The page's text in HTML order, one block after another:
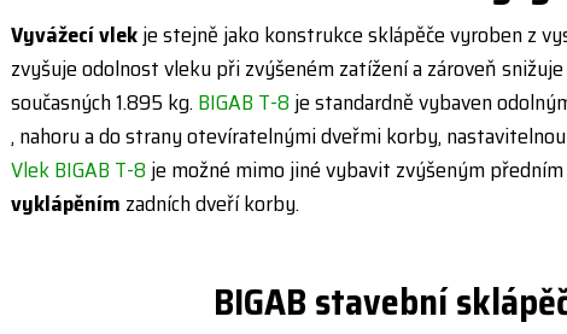
Vyvážecí vlekje stejně jako konstrukce sklápěče vyroben z
zvyšuje odolnost vleku při zvýšeném zatížení a zároveň
současných 1.895 kg.BIGAB T-8je standardně vybaven
, nahoru a do strany otevíratelnými dveřmi korby,
Vlek BIGAB T-8je možné mimo jiné vybavit zvýšeným
vyklápěním zadních dveří korby.
BIGAB stavební